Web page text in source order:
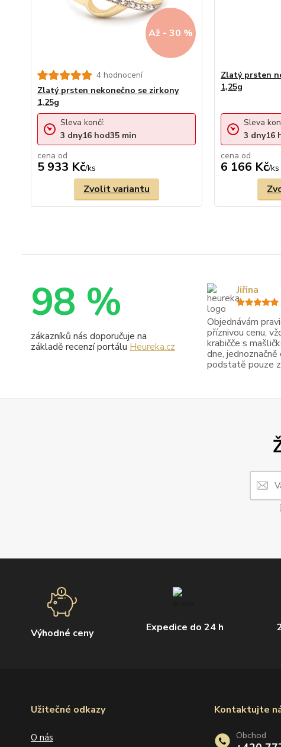
Až - 30 %
4 hodnocení
Zlatý prsten nekonečno se zirkony
1,25g
cena od
5 933 Kč/ks
Sleva končí:
3 dny16 hod35 min
Zvolit variantu
Zlatý prsten
1,25g
cena od
6 166 Kč/ks
Sleva
3 dny16
Výhodné ceny Expedice do 24 h
Užitečné odkazy
O nás
Kontaktujte
Obchod
98 %
zákazníků nás doporučuje na
základě recenzí portálu Heureka.cz
Objednávám
příznivou cenu,
krabičče s
dne, jednoznačně
podstatě pouze
Jiřina